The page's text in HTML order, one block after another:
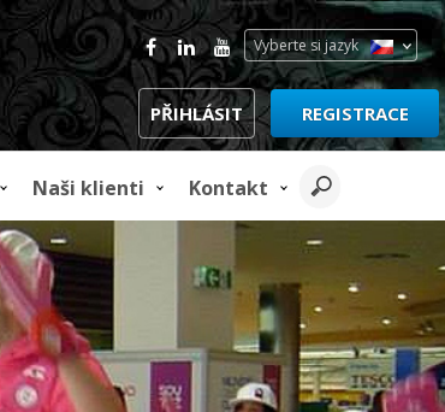
Vyberte si jazyk
PŘIHLÁSIT REGISTRACE
Naši klienti Kontakt